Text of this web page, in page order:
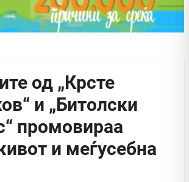
од „Крсте
и „Битолски
промовираа
и меѓусебна